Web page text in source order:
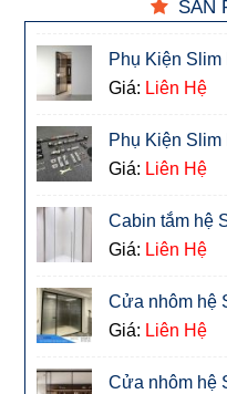
SẢN
Phụ Kiện
Giá: Liên Hệ
Phụ Kiện
Giá: Liên Hệ
Cabin tắm hệ
Giá: Liên Hệ
Cửa nhôm hệ
Giá: Liên Hệ
Cửa nhôm hệ